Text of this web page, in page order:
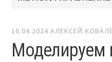
16.04.2024 АЛЕКСЕЙ
Моделируем